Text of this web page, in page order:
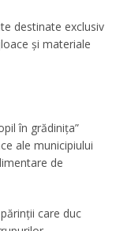
destinate exclusiv
și materiale
în grădinița”
ale municipiului
de
care duc